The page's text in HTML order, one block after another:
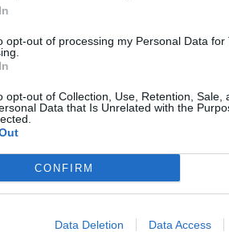
opt-out of processing my Personal Data for
opt-out of Collection, Use, Retention, Sale,
Data that Is Unrelated with the
CONFIRM
Data Deletion Data Access
Comtur Hotel si trova in posizione
principali vie di accesso. Si tratta
1992. L'albergo è dotato di...
L'Hotel Europa Fiera è situato nel
Rho Fiera. Nelle immediate